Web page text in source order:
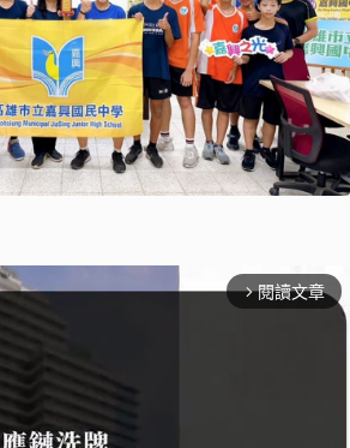
arrow_forward_ios 閱讀文章